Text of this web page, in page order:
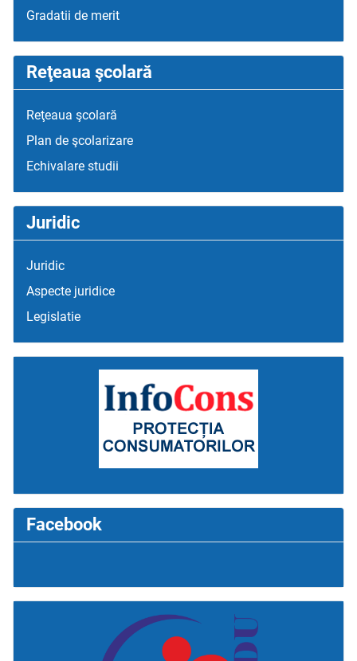
Gradatii de merit
Reţeaua şcolară
Reţeaua şcolară
Plan de şcolarizare
Echivalare studii
Juridic
Juridic
Aspecte juridice
Legislatie
Facebook